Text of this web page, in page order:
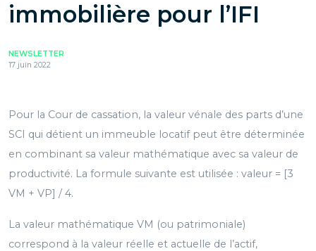
immobilière pour l’IFI
NEWSLETTER
17 juin 2022
Pour la Cour de cassation, la valeur vénale des parts d’une
SCI qui détient un immeuble locatif peut être déterminée
en combinant sa valeur mathématique avec sa valeur de
productivité. La formule suivante est utilisée : valeur = [3
VM + VP] / 4.
La valeur mathématique VM (ou patrimoniale)
correspond à la valeur réelle et actuelle de l’actif,